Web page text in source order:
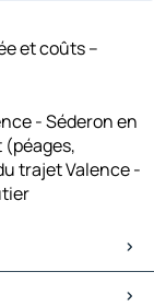
et coûts –
- Séderon en
trajet Valence -